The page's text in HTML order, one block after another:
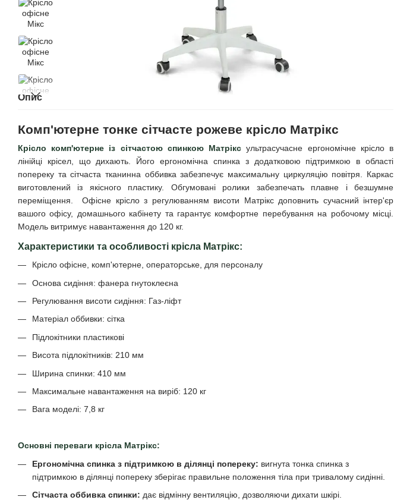
Опис
Комп'ютерне тонке сітчасте рожеве крісло Матрікс
Крісло комп'ютерне із сітчастою спинкою Матріксультрасучасне ергономічне крісло в
лінійці крісел, що дихають. Його ергономічна спинка з додатковою підтримкою в області
попереку та сітчаста тканинна оббивка забезпечує максимальну циркуляцію повітря. Каркас
виготовлений із якісного пластику. Обгумовані ролики забезпечать плавне і безшумне
переміщення. Офісне крісло з регулюванням висоти Матрікс доповнить сучасний інтер'єр
вашого офісу, домашнього кабінету та гарантує комфортне перебування на робочому місці.
Модель витримує навантаження до 120 кг.
Характеристики та особливості крісла Матрікс:
Крісло офісне, комп'ютерне, операторське, для персоналу
Основа сидіння: фанера гнутоклеєна
Регулювання висоти сидіння: Газ-ліфт
Матеріал оббивки: сітка
Підлокітники пластикові
Висота підлокітників: 210 мм
Ширина спинки: 410 мм
Максимальне навантаження на виріб: 120 кг
Вага моделі: 7,8 кг
Основні переваги крісла Матрікс:
Ергономічна спинка з підтримкою в ділянці попереку: вигнута тонка спинка з
підтримкою в ділянці попереку зберігає правильне положення тіла при тривалому сидінні.
Сітчаста оббивка спинки: дає відмінну вентиляцію, дозволяючи дихати шкірі.